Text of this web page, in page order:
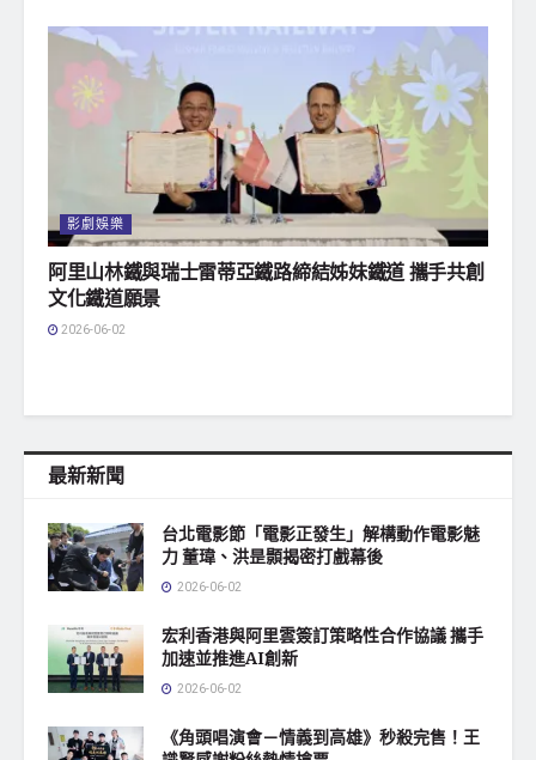
影劇娛樂
阿里山林鐵與瑞士雷蒂亞鐵路締結姊妹鐵道 攜手共創
文化鐵道願景
2026-06-02
最新新聞
台北電影節「電影正發生」解構動作電影魅
力 董瑋、洪昰顥揭密打戲幕後
2026-06-02
宏利香港與阿里雲簽訂策略性合作協議 攜手
加速並推進AI創新
2026-06-02
《角頭唱演會－情義到高雄》秒殺完售！王